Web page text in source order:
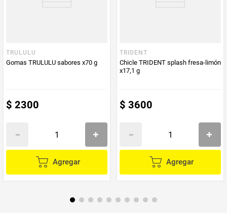
TRULULU
Gomas TRULULU sabores x70 g
$ 2300
Agregar
TRIDENT
Chicle TRIDENT splash fresa-limón
x17,1 g
$ 3600
Agregar